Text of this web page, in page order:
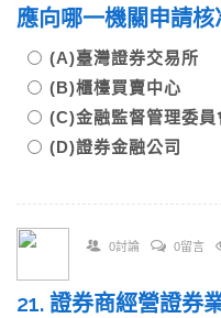
應向哪一機關申請
(A)臺灣證券交易所
(B)櫃檯買賣中心
(C)金融監督管理委
(D)證券金融公司
0討論 0留言
21. 證券商經營證券